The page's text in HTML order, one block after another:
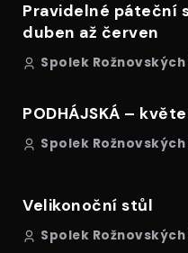
Pravidelné páteční
duben až červen
Spolek Rožnovských
PODHÁJSKÁ –
Spolek Rožnovských
Velikonoční stůl
Spolek Rožnovských